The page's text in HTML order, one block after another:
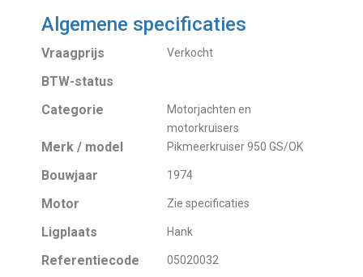
Algemene specificaties
Vraagprijs Verkocht
BTW-status
Categorie
Motorjachten en
motorkruisers
Merk / model Pikmeerkruiser 950 GS/OK
Bouwjaar 1974
Motor Zie specificaties
Ligplaats Hank
Referentiecode 05020032